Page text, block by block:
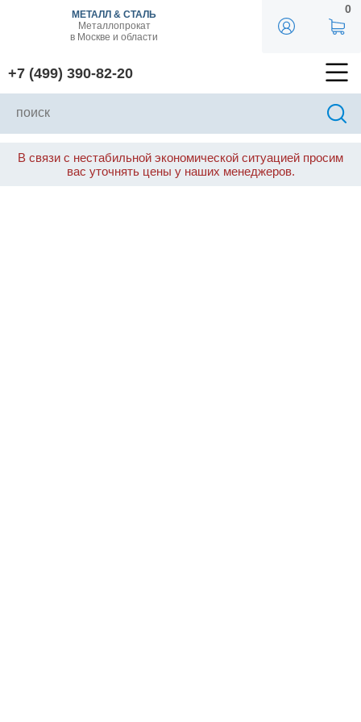
МЕТАЛЛ & СТАЛЬ
Металлопрокат
в Москве и области
+7 (499) 390-82-20
0
В связи с нестабильной экономической ситуацией просим
вас уточнять цены у наших менеджеров.